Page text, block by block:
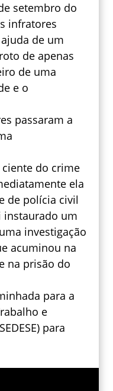
setembro do
infratores
de um
de apenas
de uma
e o
passaram a
do crime
ela
de polícia civil
instaurado um
investigação
acuminou na
na prisão do
para a
e
para